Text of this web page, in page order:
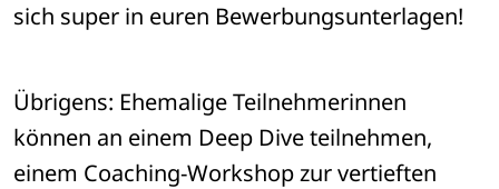
sich super in euren Bewerbungsunterlagen!
Übrigens: Ehemalige Teilnehmerinnen
können an einem Deep Dive teilnehmen,
einem Coaching-Workshop zur vertieften